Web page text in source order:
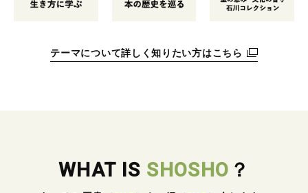
テーマについて詳しく知りたい方はこちら
WHAT IS SHOSHO ？